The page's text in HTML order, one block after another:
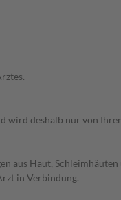
wird deshalb nur von
aus Haut,
in Verbindung.